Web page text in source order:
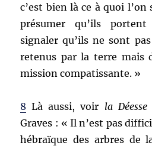
c’est bien là ce à quoi l’on
présumer qu’ils
signaler qu’ils ne sont
retenus par la terre mais
mission compatissante. »
8 Là aussi, voir la Déesse
Graves : « Il n’est pas
hébraïque des arbres de